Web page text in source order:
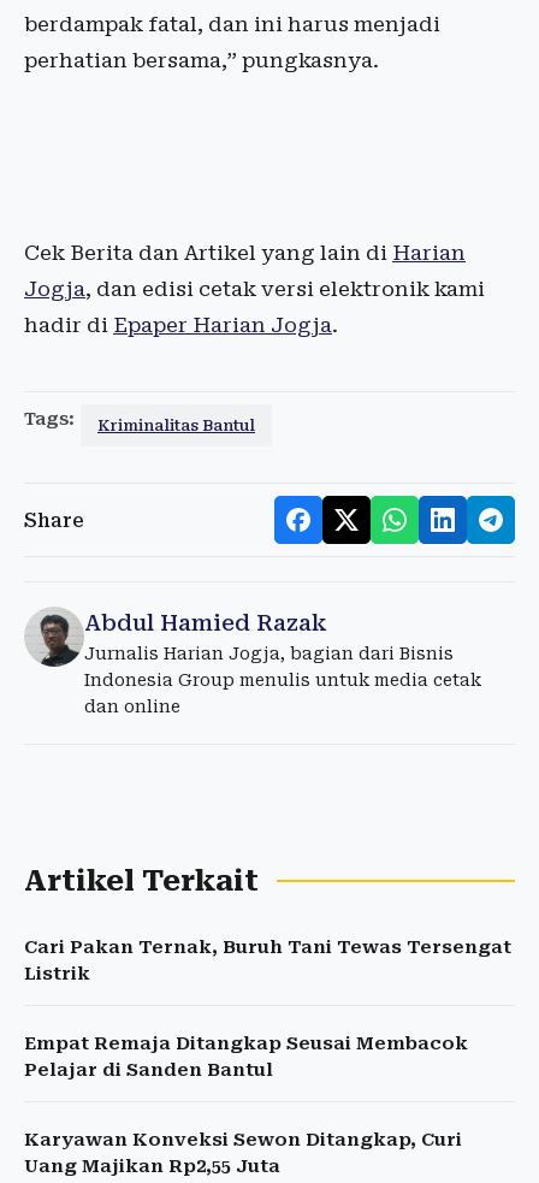
berdampak fatal, dan ini harus menjadi
perhatian bersama,” pungkasnya.
Cek Berita dan Artikel yang lain di Harian
Jogja, dan edisi cetak versi elektronik kami
hadir di Epaper Harian Jogja.
Tags: Kriminalitas Bantul
Share
Abdul Hamied Razak
Jurnalis Harian Jogja, bagian dari Bisnis
Indonesia Group menulis untuk media cetak
dan online
Artikel Terkait
Cari Pakan Ternak, Buruh Tani Tewas Tersengat
Listrik
Empat Remaja Ditangkap Seusai Membacok
Pelajar di Sanden Bantul
Karyawan Konveksi Sewon Ditangkap, Curi
Uang Majikan Rp2,55 Juta